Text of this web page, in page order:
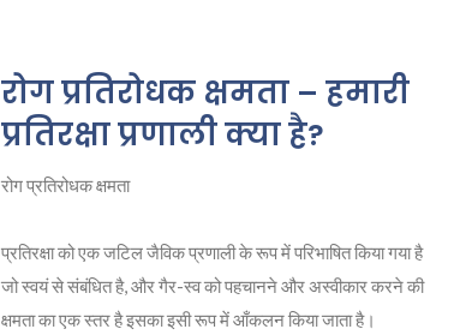
रोग प्रतिरोधक क्षमता – हमारी
प्रतिरक्षा प्रणाली क्या है?
रोग प्रतिरोधक क्षमता
प्रतिरक्षा को एक जटिल जैविक प्रणाली के रूप में परिभाषित किया गया है
जो स्वयं से संबंधित है, और गैर-स्व को पहचानने और अस्वीकार करने की
क्षमता का एक स्तर है इसका इसी रूप में आँकलन किया जाता है।